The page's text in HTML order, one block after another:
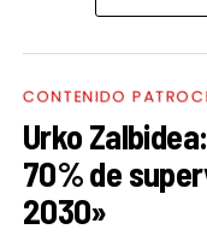
dos fines de
sido el encargado
tradición vasca
fusionando folk,
‘Lazturak Orbain’.
CONTENIDO
Urko
70% de
2030»